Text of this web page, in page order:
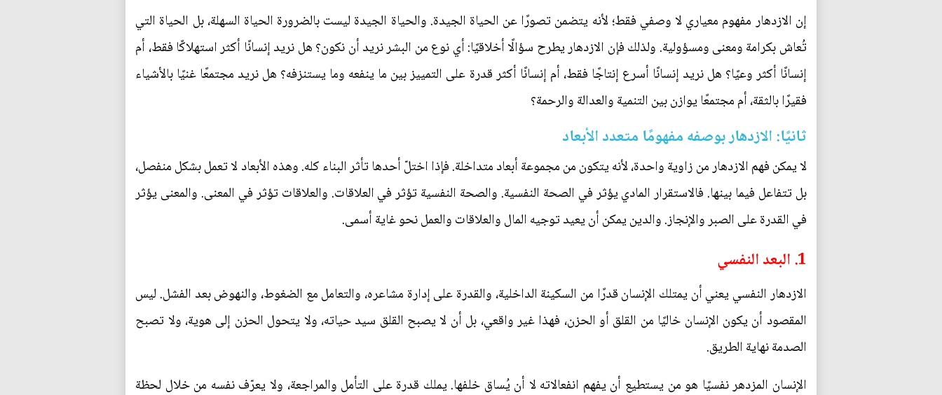
إن الازدهار مفهوم معياري لا وصفي فقط؛ لأنه يتضمن تصورًا عن الحياة الجيدة. والحياة الجيدة ليست بالضرورة الحياة السهلة، بل الحياة التي
تُعاش بكرامة ومعنى ومسؤولية. ولذلك فإن الازدهار يطرح سؤالًا أخلاقيًا: أي نوع من البشر نريد أن نكون؟ هل نريد إنسانًا أكثر استهلاكًا فقط، أم
إنسانًا أكثر وعيًا؟ هل نريد إنسانًا أسرع إنتاجًا فقط، أم إنسانًا أكثر قدرة على التمييز بين ما ينفعه وما يستنزفه؟ هل نريد مجتمعًا غنيًا بالأشياء
فقيرًا بالثقة، أم مجتمعًا يوازن بين التنمية والعدالة والرحمة؟
ثانيًا: الازدهار بوصفه مفهومًا متعدد الأبعاد
لا يمكن فهم الازدهار من زاوية واحدة، لأنه يتكون من مجموعة أبعاد متداخلة. فإذا اختلّ أحدها تأثر البناء كله. وهذه الأبعاد لا تعمل بشكل منفصل،
بل تتفاعل فيما بينها. فالاستقرار المادي يؤثر في الصحة النفسية. والصحة النفسية تؤثر في العلاقات. والعلاقات تؤثر في المعنى. والمعنى يؤثر
في القدرة على الصبر والإنجاز. والدين يمكن أن يعيد توجيه المال والعلاقات والعمل نحو غاية أسمى.
1. البعد النفسي
الازدهار النفسي يعني أن يمتلك الإنسان قدرًا من السكينة الداخلية، والقدرة على إدارة مشاعره، والتعامل مع الضغوط، والنهوض بعد الفشل. ليس
المقصود أن يكون الإنسان خاليًا من القلق أو الحزن، فهذا غير واقعي، بل أن لا يصبح القلق سيد حياته، ولا يتحول الحزن إلى هوية، ولا تصبح
الصدمة نهاية الطريق.
الإنسان المزدهر نفسيًا هو من يستطيع أن يفهم انفعالاته لا أن يُساق خلفها. يملك قدرة على التأمل والمراجعة، ولا يعرّف نفسه من خلال لحظة